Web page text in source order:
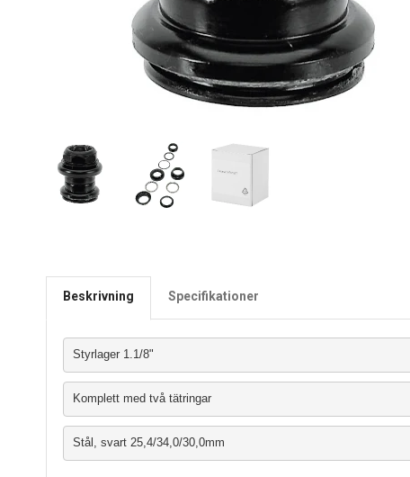
Beskrivning Specifikationer
Styrlager 1.1/8"
Komplett med två tätringar
Stål, svart 25,4/34,0/30,0mm